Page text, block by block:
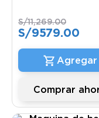
S/11,269.00
S/9579.00
Comprar